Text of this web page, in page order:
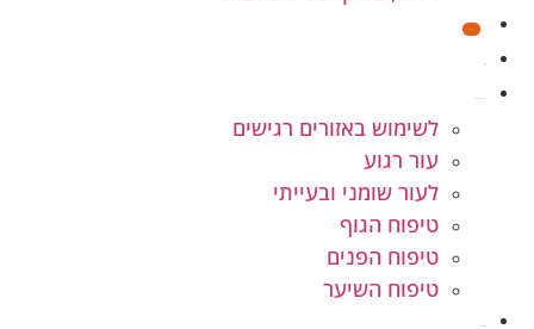
לשימוש באזורים רגישים
עור רגוע
לעור שומני ובעייתי
טיפוח הגוף
טיפוח הפנים
טיפוח השיער